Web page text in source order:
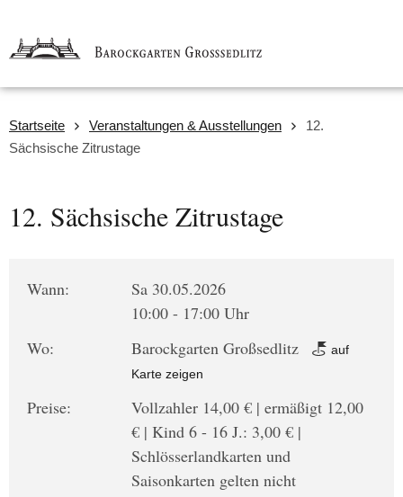
Startseite Veranstaltungen & Ausstellungen
12.
Sächsische Zitrustage
12. Sächsische Zitrustage
Wann:
Sa 30.05.2026
10:00 - 17:00 Uhr
Wo:
Barockgarten Großsedlitz
auf
Karte zeigen
Preise:
Vollzahler 14,00 € | ermäßigt 12,00
€ | Kind 6 - 16 J.: 3,00 € |
Schlösserlandkarten und
Saisonkarten gelten nicht